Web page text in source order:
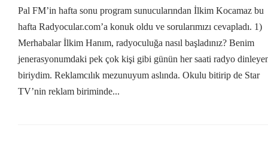
Pal FM’in hafta sonu program sunucularından İlkim Kocamaz bu
hafta Radyocular.com’a konuk oldu ve sorularımızı cevapladı. 1)
Merhabalar İlkim Hanım, radyoculuğa nasıl başladınız? Benim
jenerasyonumdaki pek çok kişi gibi günün her saati radyo
biriydim. Reklamcılık mezunuyum aslında. Okulu bitirip de Star
TV’nin reklam biriminde...